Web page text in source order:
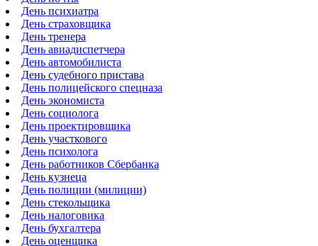
День психиатра
День страховщика
День тренера
День авиадиспетчера
День автомобилиста
День судебного пристава
День полицейского спецназа
День экономиста
День социолога
День проектировщика
День участкового
День психолога
День работников Сбербанка
День кузнеца
День полиции (милиции)
День стекольщика
День налоговика
День бухгалтера
День оценщика